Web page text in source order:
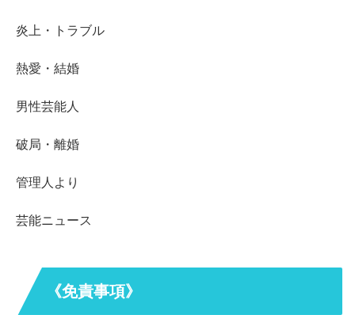
炎上・トラブル
熱愛・結婚
男性芸能人
破局・離婚
管理人より
芸能ニュース
《免責事項》